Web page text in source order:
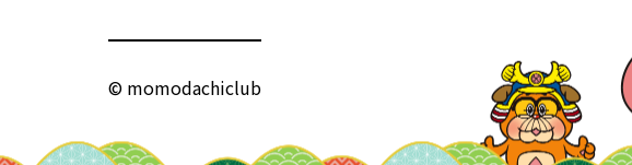
© momodachiclub